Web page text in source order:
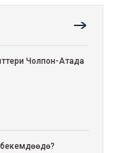
Чолпон-Атада